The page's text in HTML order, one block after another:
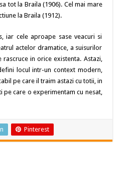
tot la Braila (1906). Cel mai mare
la Braila (1912).
iar cele aproape sase veacuri si
actelor dramatice, a suisurilor
in orice existenta. Astazi,
locul intr-un context modern,
pe care il traim astazi cu totii, in
pe care o experimentam cu nesat,
Pinterest